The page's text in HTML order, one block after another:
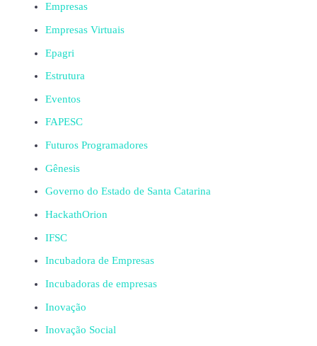
Empresas
Empresas Virtuais
Epagri
Estrutura
Eventos
FAPESC
Futuros Programadores
Gênesis
Governo do Estado de Santa Catarina
HackathOrion
IFSC
Incubadora de Empresas
Incubadoras de empresas
Inovação
Inovação Social